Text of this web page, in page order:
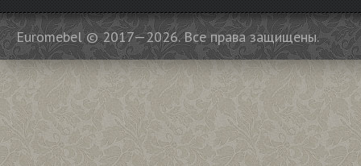
Euromebel © 2017—2026. Все права защищены.